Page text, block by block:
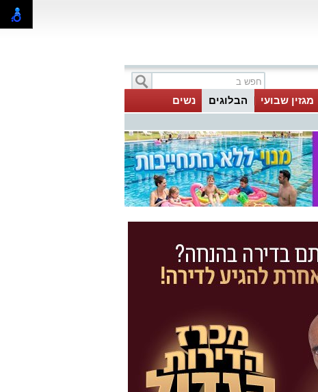
מגזין שבועי הבלוגים נשים